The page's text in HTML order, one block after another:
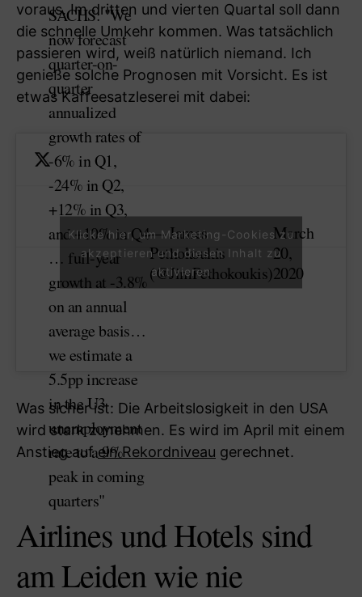
voraus. Im dritten und vierten Quartal soll dann
die schnelle Umkehr kommen. Was tatsächlich
passieren wird, weiß natürlich niemand. Ich
genieße solche Prognosen mit Vorsicht. Es ist
etwas Kaffeesatzleserei mit dabei:
SACHS: "We
now forecast
quarter-on-
quarter
annualized
growth rates of
-6% in Q1,
-24% in Q2,
+12% in Q3,
and +10% in Q4
… full-year
growth at -3.8%
on an annual
average basis…
we estimate a
5.5pp increase
in the U3
unemployment
rate to a 9%
peak in coming
quarters"
— James
Pethokoukis
(@JimPethokoukis)
March
20,
2020
Klicke hier, um Marketing-Cookies zu
akzeptieren und diesen Inhalt zu
aktivieren
Was sicher ist: Die Arbeitslosigkeit in den USA
wird stark zunehmen. Es wird im April mit einem
Anstieg aufein Rekordniveau gerechnet.
Airlines und Hotels sind
am Leiden wie nie